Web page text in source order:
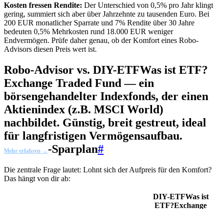
Kosten fressen Rendite: Der Unterschied von 0,5% pro Jahr klingt
gering, summiert sich aber über Jahrzehnte zu tausenden Euro. Bei
200 EUR monatlicher Sparrate und 7% Rendite über 30 Jahre
bedeuten 0,5% Mehrkosten rund 18.000 EUR weniger
Endvermögen. Prüfe daher genau, ob der Komfort eines Robo-
Advisors diesen Preis wert ist.
Robo-Advisor vs. DIY-ETFWas ist ETF?
Exchange Traded Fund — ein
börsengehandelter Indexfonds, der einen
Aktienindex (z.B. MSCI World)
nachbildet. Günstig, breit gestreut, ideal
für langfristigen Vermögensaufbau.
Mehr erfahren →-Sparplan#
Die zentrale Frage lautet: Lohnt sich der Aufpreis für den Komfort?
Das hängt von dir ab:
DIY-ETFWas ist
ETF?Exchange